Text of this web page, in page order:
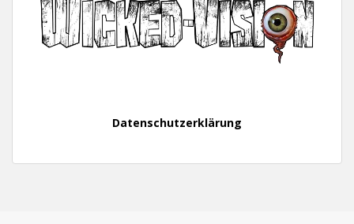
Datenschutzerklärung